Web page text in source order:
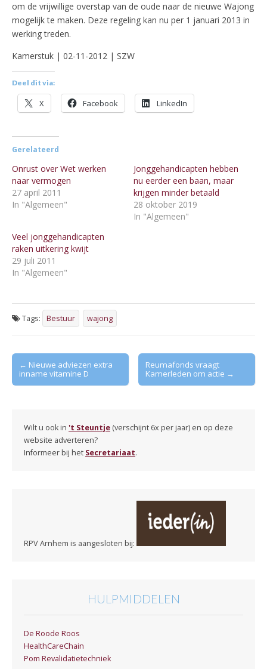
om de vrijwillige overstap van de oude naar de nieuwe Wajong
mogelijk te maken. Deze regeling kan nu per 1 januari 2013 in
werking treden.
Kamerstuk | 02-11-2012 | SZW
Deel dit via:
X Facebook LinkedIn
Gerelateerd
Onrust over Wet werken
naar vermogen
27 april 2011
In "Algemeen"
Jonggehandicapten hebben
nu eerder een baan, maar
krijgen minder betaald
28 oktober 2019
In "Algemeen"
Veel jonggehandicapten
raken uitkering kwijt
29 juli 2011
In "Algemeen"
Tags: Bestuur wajong
Post
navigation
← Nieuwe adviezen extra
inname vitamine D
Reumafonds vraagt
Kamerleden om actie →
Wilt u ook in 't Steuntje (verschijnt 6x per jaar) en op deze
website adverteren?
Informeer bij het Secretariaat.
RPV Arnhem is aangesloten bij:
HULPMIDDELEN
De Roode Roos
HealthCareChain
Pom Revalidatietechniek